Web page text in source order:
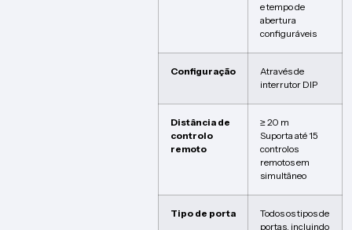
e tempo de
abertura
configuráveis
Configuração
Através de
interrutor DIP
Distância de
controlo
remoto
≥ 20 m
Suporta até 15
controlos
remotos em
simultâneo
Tipo de porta
Todos os tipos de
portas, incluindo